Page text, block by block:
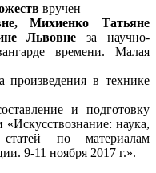
вручен
Михиенко Татьяне
Львовнеза научно-
времени. Малая
произведения в технике
и подготовку
наука,
по материалам
9-11 ноября 2017 г.».